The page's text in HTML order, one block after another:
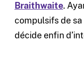
Braithwaite.
compulsifs de
décide enfin